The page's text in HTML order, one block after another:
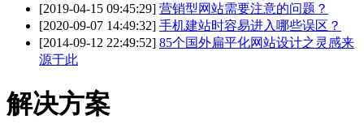
[2019-04-15 09:45:29] 营销型网站需要注意的问题？
[2020-09-07 14:49:32] 手机建站时容易进入哪些误区？
[2014-09-12 22:49:52] 85个国外扁平化网站设计之灵感来
源于此
解决方案